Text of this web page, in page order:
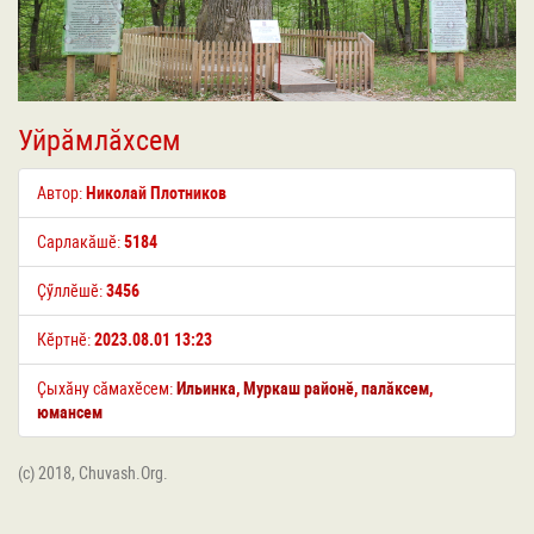
Уйрӑмлӑхсем
Автор: Николай Плотников
Сарлакӑшӗ:5184
Ҫӳллӗшӗ:3456
Кӗртнӗ:2023.08.01 13:23
Ҫыхӑну сӑмахӗсем: Ильинка, Муркаш районӗ,палӑксем,
юмансем
(c) 2018, Chuvash.Org.